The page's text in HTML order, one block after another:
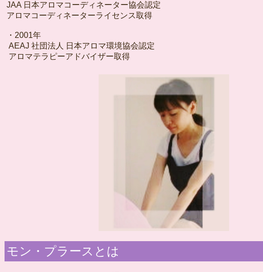
JAA 日本アロマコーディネーター協会認定
アロマコーディネーターライセンス取得
・2001年
AEAJ 社団法人 日本アロマ環境協会認定
アロマテラピーアドバイザー取得
モン・プラースとは